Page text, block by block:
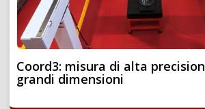
Coord3: misura di alta
grandi dimensioni